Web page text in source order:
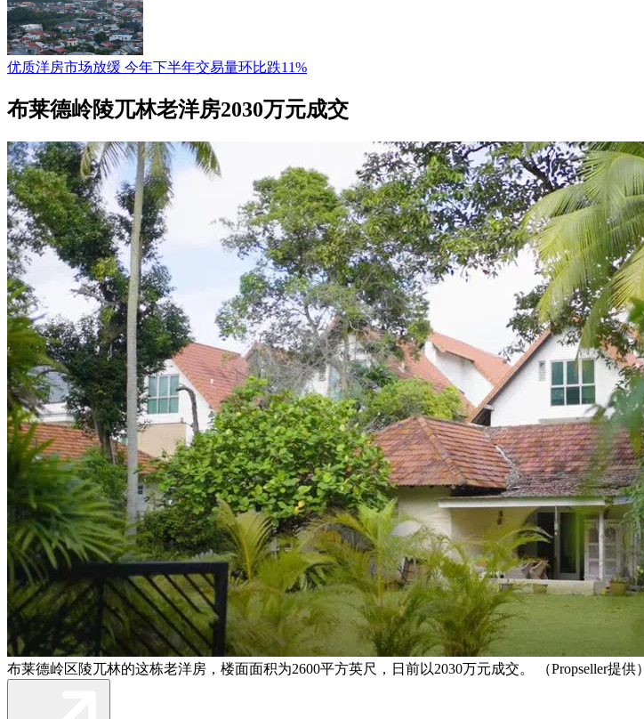
优质洋房市场放缓 今年下半年交易量环比跌11%
布莱德岭陵兀林老洋房2030万元成交
布莱德岭区陵兀林的这栋老洋房，楼面面积为2600平方英尺，日前以2030万元成交。 （Propseller提供）